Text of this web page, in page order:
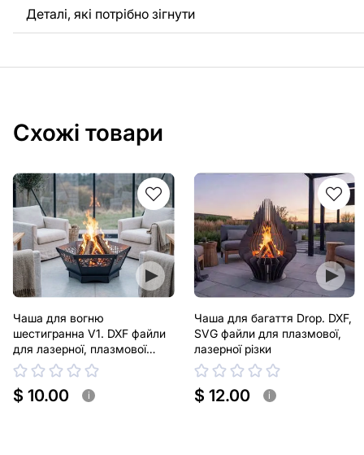
Деталі, які потрібно зігнути
Схожі товари
Чаша для вогню
шестигранна V1. DXF файли
для лазерної, плазмової
різки
$ 10.00 i
Чаша для багаття Drop. DXF,
SVG файли для плазмової,
лазерної різки
$ 12.00 i